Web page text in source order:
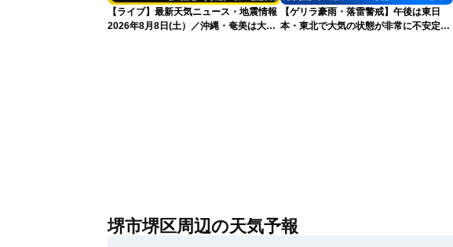
【ライブ】最新天気ニュース・地震情報
2026年8月8日(土）／沖縄・奄美は大荒
【ゲリラ豪雨・落雷警戒】午後は東日
本・東北で大気の状態が非常に不安定に
堺市堺区周辺の天気予報